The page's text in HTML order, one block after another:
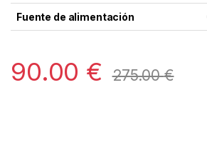
Fuente de alimentación
90.00 € 275.00€